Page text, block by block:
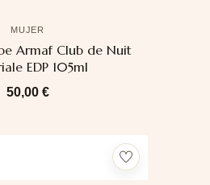
MUJER
Armaf Club de Nuit
EDP 105ml
50,00 €